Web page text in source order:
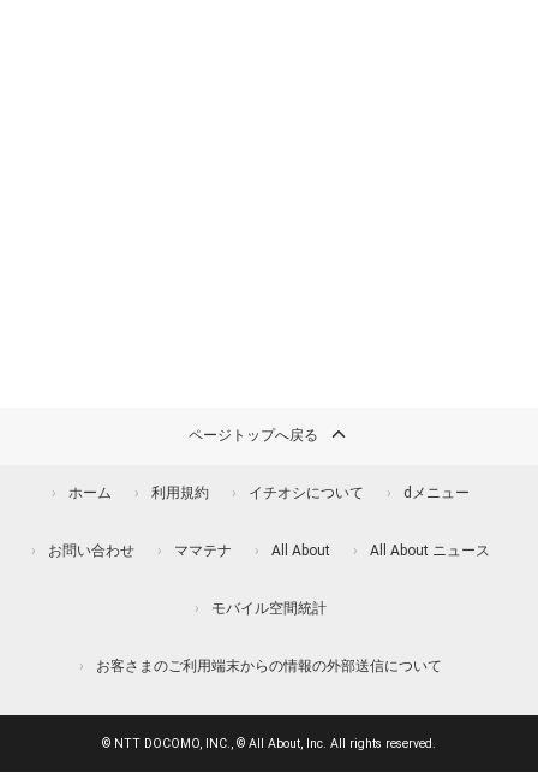
ページトップへ戻る
ホーム 利用規約 イチオシについて dメニュー
お問い合わせ ママテナ All About All About ニュース
モバイル空間統計
お客さまのご利用端末からの情報の外部送信について
© NTT DOCOMO, INC., © All About, Inc. All rights reserved.